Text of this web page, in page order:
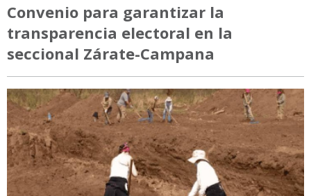
Convenio para garantizar la
transparencia electoral en la
seccional Zárate-Campana